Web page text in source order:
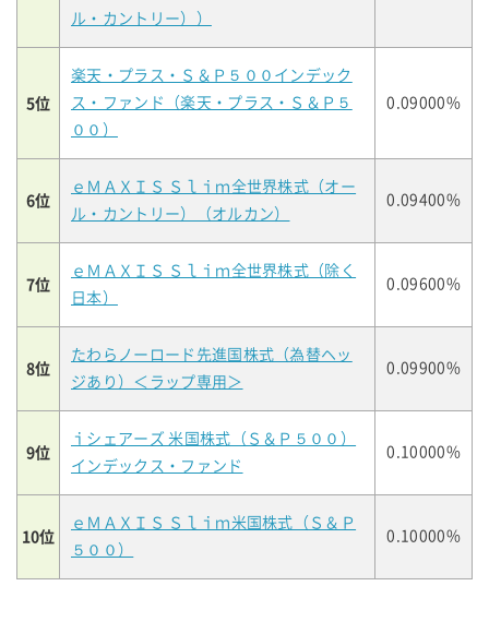
ル・カントリー））
5位
楽天・プラス・Ｓ＆Ｐ５００インデック
ス・ファンド（楽天・プラス・Ｓ＆Ｐ５
００）
0.09000%
6位
ｅＭＡＸＩＳ Ｓｌｉｍ全世界株式（オー
ル・カントリー）（オルカン）
0.09400%
7位
ｅＭＡＸＩＳ Ｓｌｉｍ全世界株式（除く
日本）
0.09600%
8位
たわらノーロード先進国株式（為替ヘッ
ジあり）＜ラップ専用＞
0.09900%
9位
ｉシェアーズ 米国株式（Ｓ＆Ｐ５００）
インデックス・ファンド
0.10000%
10位
ｅＭＡＸＩＳ Ｓｌｉｍ米国株式（Ｓ＆Ｐ
５００）
0.10000%